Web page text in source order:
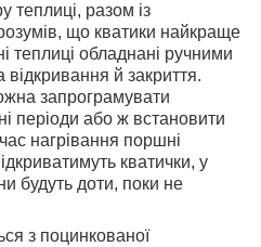
теплиці, разом із
що кватики найкраще
теплиці обладнані ручними
й закриття.
запрограмувати
періоди або ж встановити
нагрівання поршні
кватички, у
будуть доти, поки не
з поцинкованої